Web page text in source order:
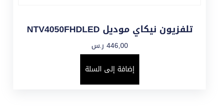
تلفزيون نيكاي موديل NTV4050FHDLED
446,00 ر.س
إضافة إلى السلة